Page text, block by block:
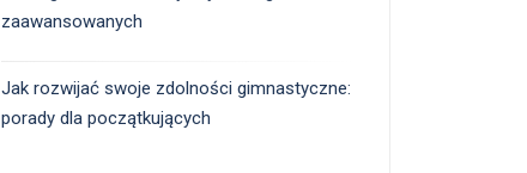
zaawansowanych
Jak rozwijać swoje zdolności gimnastyczne:
porady dla początkujących